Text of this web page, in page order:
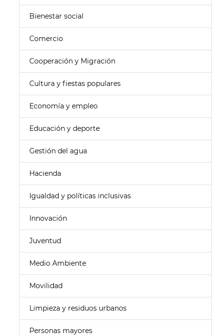
Bienestar social
Comercio
Cooperación y Migración
Cultura y fiestas populares
Economía y empleo
Educación y deporte
Gestión del agua
Hacienda
Igualdad y políticas inclusivas
Innovación
Juventud
Medio Ambiente
Movilidad
Limpieza y residuos urbanos
Personas mayores